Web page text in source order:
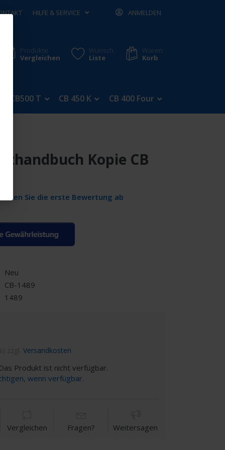
HILFE & SERVICE ANMELDEN
Produkte
Vergleichen
Wunsch
Liste
Waren
Korb
CB500 T CB 450 K CB 400 Four
Kopie CB
Geben Sie die erste Bewertung ab
Neu
CB-1489
1489
Versandkosten
Das Produkt ist nicht verfügbar.
wenn verfügbar.
Vergleichen Fragen? Weitersagen